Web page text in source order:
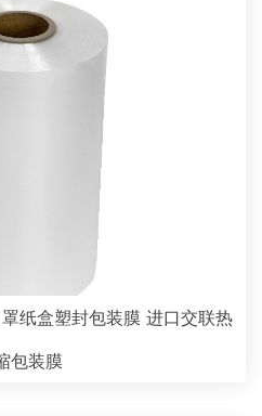
纸盒塑封包装膜 进口交联热
包装膜